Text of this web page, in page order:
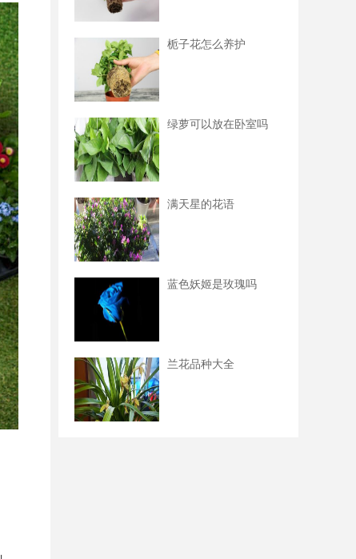
栀子花怎么养护
绿萝可以放在卧室吗
满天星的花语
蓝色妖姬是玫瑰吗
兰花品种大全